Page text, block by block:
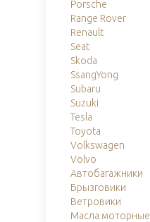
Porsche
Range Rover
Renault
Seat
Skoda
SsangYong
Subaru
Suzuki
Tesla
Toyota
Volkswagen
Volvo
Автобагажники
Брызговики
Ветровики
Масла моторные